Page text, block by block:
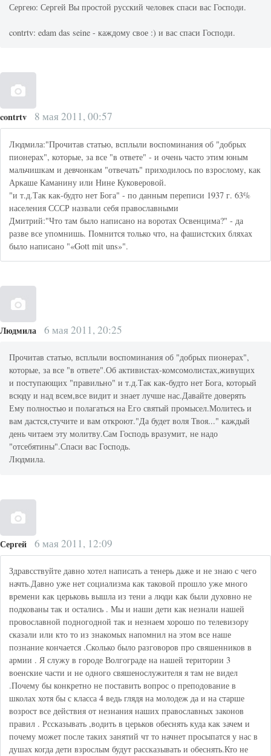
Сергею: Сергей Вы простой русский человек спаси вас Господи.
contrtv: edam das seine - каждому свое :) и вас спаси Господи.
contrtv 8 мая 2011, 00:57
Людмила:"Прочитав статью, всплыли воспоминания об "добрых
пионерах", которые, за все "в ответе" - и очень часто этим юным
мальчишкам и девчонкам "отвечать" приходилось по взрослому, как
Аркаше Каманину или Нине Куковеровой.
"и т.д.Так как-будто нет Бога" - по данным переписи 1937 г. 63%
населения СССР назвали себя православными
Дмитрий:"Что там было написано на воротах Освенцима?" - да
разве все упомнишь. Помнится только что, на фашистских бляхах
было написано "«Gott mit uns»".
Людмила 6 мая 2011, 20:25
Прочитав статью, всплыли воспоминания об "добрых пионерах",
которые, за все "в ответе".Об активистах-комсомолистах,живущих
и поступающих "правильно" и т.д.Так как-будто нет Бога, который
всюду и над всем,все видит и знает лучше нас.Давайте доверять
Ему полностью и полагаться на Его святый промысел.Молитесь и
вам дастся,стучите и вам откроют."Да будет воля Твоя..." каждый
день читаем эту молитву.Сам Господь вразумит, не надо
"отсебятины".Спаси вас Господь.
Людмила.
Сергей 6 мая 2011, 12:09
Здравсствуйте давно хотел написать а тенерь даже и не знаю с чего
начть.Давно уже нет социализма как таковой прошло уже много
времени как церьковь вышла из тени а люди как были духовно не
подкованы так и остались . Мы и наши дети как незнали нашей
провославной подногодной так и незнаем хорошо по телевизору
сказали или кто то из знакомых напомнил на этом все наше
познание кончается .Сколько было разговоров про свяшенников в
армии . Я служу в городе Волгограде на нашей територии 3
военские части и не одного свяшенослужителя я там не видел
.Почему бы конкретно не поставить вопрос о преподование в
школах хотя бы с класса 4 ведь глядя на молодеж да и на старше
возрост все действия от незнания наших православных законов
правил . Рссказывать ,водить в церьков обеснять куда как зачем и
почему может после таких занятий чт то начнет просыпатся у нас в
душах когда дети взрослым будут рассказывать и обеснять.Кто не